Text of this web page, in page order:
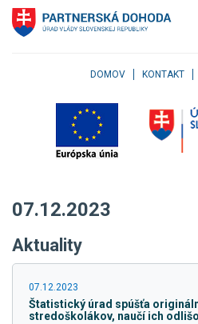
Klávesové
skratky
Skočiť
menu
na
Skočiť
DOMOV KONTAKT
07.12.2023
Aktuality
07.12.2023
Štatistický úrad spúšťa
stredoškolákov, naučí ich